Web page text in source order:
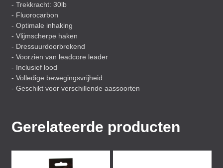
- Trekkracht: 30lb
- Fluorocarbon
- Optimale inhaking
- Vlijmscherpe haken
- Dressuurdoorbrekend
- Voorzien van leadcore leader
- Inclusief lood
- Volledige bewegingsvrijheid
- Geschikt voor verschillende aassoorten
Gerelateerde producten